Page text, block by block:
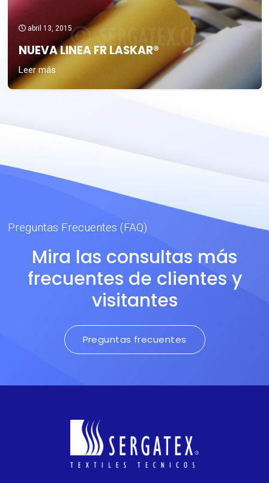
abril 13, 2015
NUEVA LINEA FR LASKAR®
Leer más
Preguntas Frecuentes (FAQ)
Mira las consultas más
frecuentes de clientes y
visitantes
Preguntas frecuentes